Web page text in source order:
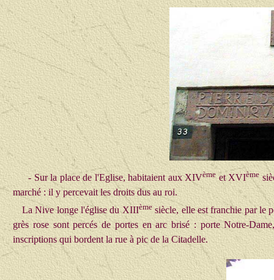
- Sur la place de l'Eglise, habitaient aux XIVème et XVIème
marché : il y percevait les droits dus au roi.
La Nive longe l'église du XIIIèmesiècle, elle est franchie par le
grès rose sont percés de portes en arc brisé : porte Notre-
inscriptions qui bordent la rue à pic de la Citadelle.